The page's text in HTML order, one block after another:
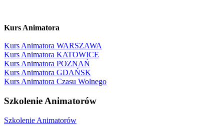
Kurs Animatora
Kurs Animatora WARSZAWA
Kurs Animatora KATOWICE
Kurs Animatora POZNAŃ
Kurs Animatora GDAŃSK
Kurs Animatora Czasu Wolnego
Szkolenie Animatorów
Szkolenie Animatorów